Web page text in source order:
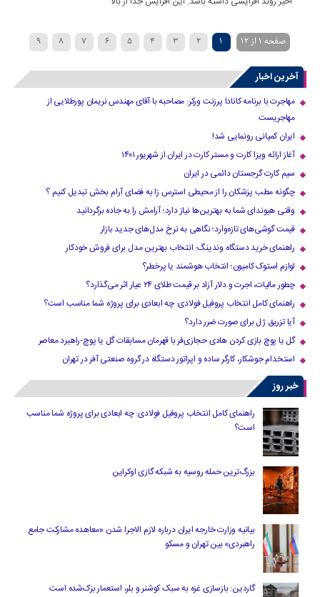
صفحه 1 از 12 1
2
3
4
5
6
7
8
9
10
›
...
» آخرین اخبار
مهاجرت با برنامه کانادا پرزنت ورکر: مصاحبه با آقای مهندس نریمان پورطلایی از
مهاجریست
ایران کمپانی رونمایی شد!
آغاز ارائه ویزا کارت و مستر کارت در ایران از شهریور ۱۴۰۱
سیم کارت گرجستان دائمی در ایران
چگونه مطب پزشکان را از محیطی استرس زا به فضای آرام بخش تبدیل کنیم ؟
وقتی هیوندای شما به بهترین‌ها نیاز دارد؛ آرامش را به جاده برگردانید
قیمت گوشی‌های تازه‌وارد؛ نگاهی به نرخ مدل‌های جدید بازار
راهنمای خرید دستگاه وندینگ: انتخاب بهترین مدل برای فروش خودکار
لوازم استوک کامیون؛ انتخاب هوشمند یا پرخطر؟
چطور مالیات، اجرت و دلار آزاد بر قیمت طلای ۲۴ عیار اثر می‌گذارد؟
راهنمای کامل انتخاب پروفیل فولادی: چه ابعادی برای پروژه شما مناسب است؟
آیا تزریق ژل برای صورت ضرر دارد​؟
گل یا پوچ بازی کردن هادی حجازی‌فر با قهرمان مسابقات گل یا پوچ-راهبرد معاصر
استخدام جوشکار، کارگر ساده و اپراتور دستگاه در گروه صنعتی آفر در تهران
خبر روز
راهنمای کامل انتخاب پروفیل فولادی: چه ابعادی برای پروژه شما مناسب
است؟
بزرگ‌ترین حمله روسیه به شبکه گازی اوکراین
بیانیه وزارت خارجه ایران درباره لازم‌ الاجرا شدن «معاهده مشارکت جامع
راهبردی» بین تهران و مسکو
گاردین: بازسازی غزه به سبک کوشنر و بلر، استعمار بزک‌شده است